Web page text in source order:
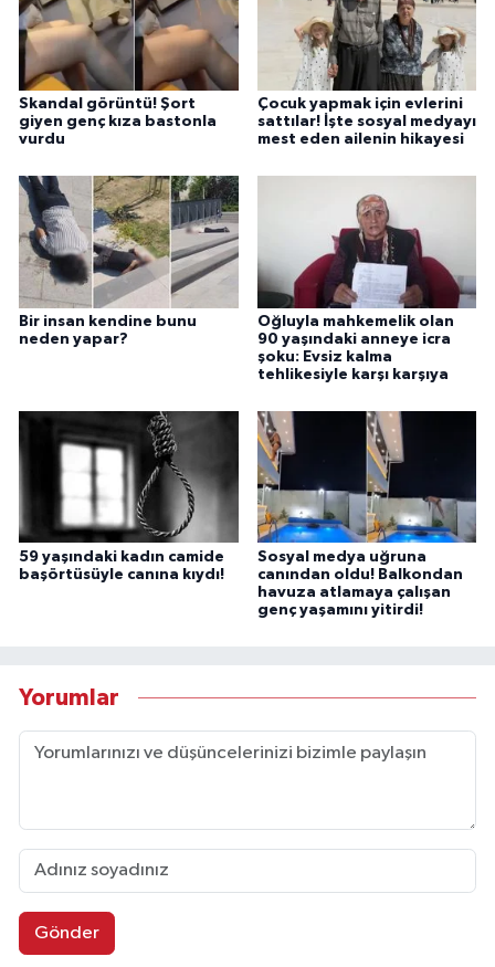
Skandal görüntü! Şort
giyen genç kıza bastonla
vurdu
Çocuk yapmak için evlerini
sattılar! İşte sosyal medyayı
mest eden ailenin hikayesi
Bir insan kendine bunu
neden yapar?
Oğluyla mahkemelik olan
90 yaşındaki anneye icra
şoku: Evsiz kalma
tehlikesiyle karşı karşıya
59 yaşındaki kadın camide
başörtüsüyle canına kıydı!
Sosyal medya uğruna
canından oldu! Balkondan
havuza atlamaya çalışan
genç yaşamını yitirdi!
Yorumlar
Gönder